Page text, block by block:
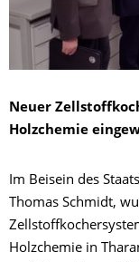
Neuer
Holzchemie
Im Beisein des
Thomas Schmidt,
Holzchemie in